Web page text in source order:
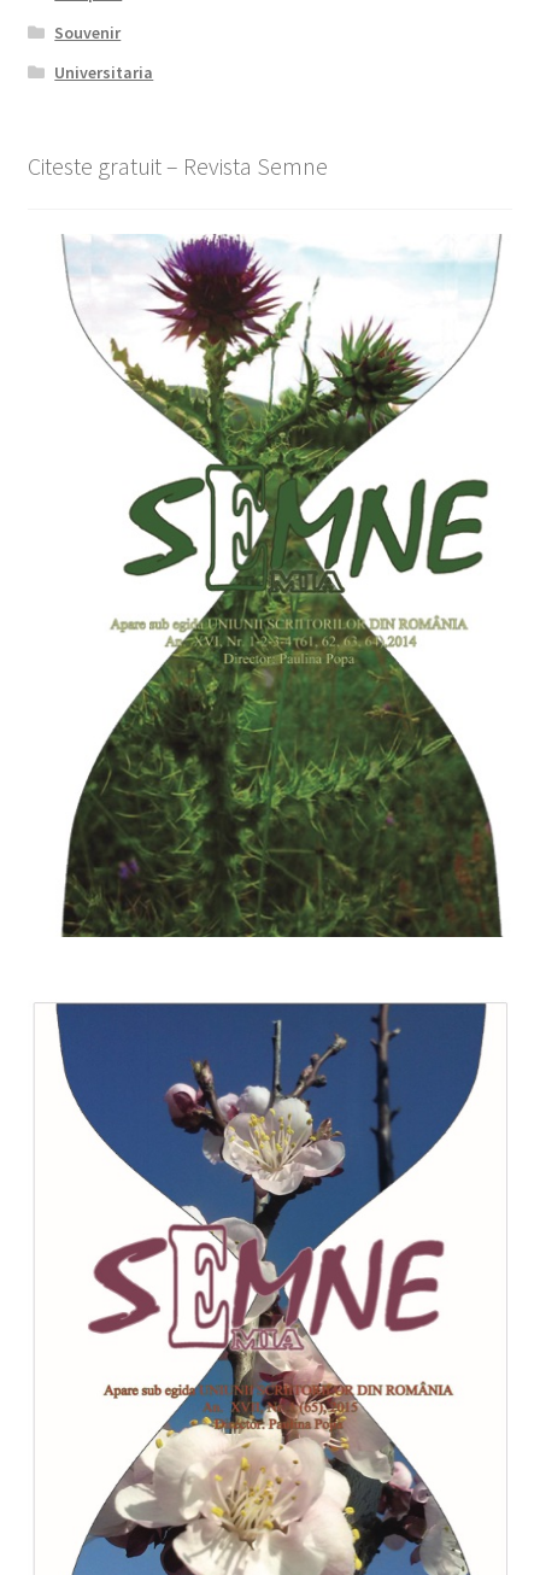
Souvenir
Universitaria
Citeste gratuit – Revista Semne